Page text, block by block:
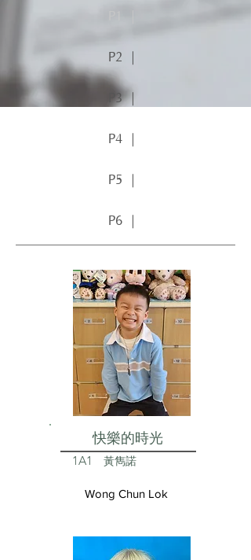
P2 ｜
P3 ｜
P4 ｜
P5 ｜
P6 ｜
快樂的時光
1A1 黃雋諾
Wong Chun Lok